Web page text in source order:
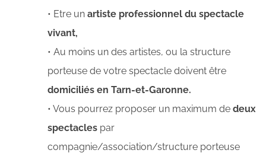
• Etre un artiste professionnel du spectacle
vivant,
• Au moins un des artistes, ou la structure
porteuse de votre spectacle doivent être
domiciliés en Tarn-et-Garonne.
• Vous pourrez proposer un maximum de deux
spectacles par
compagnie/association/structure porteuse